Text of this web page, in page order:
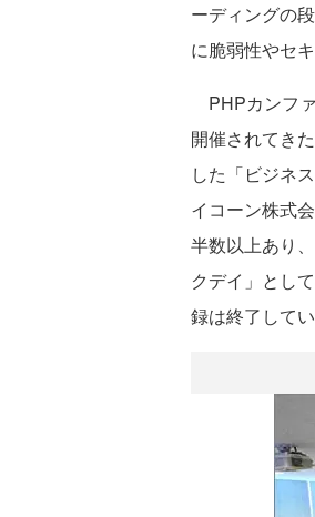
ーディングの
に脆弱性やセ
PHPカンフ
開催されてき
した「ビジネ
イコーン株式
半数以上あり
クデイ」とし
録は終了して